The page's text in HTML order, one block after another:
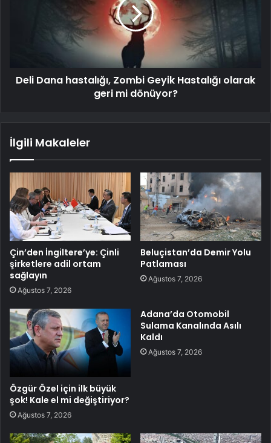
Deli Dana hastalığı, Zombi Geyik Hastalığı olarak
geri mi dönüyor?
İlgili Makaleler
Çin’den İngiltere’ye: Çinli
şirketlere adil ortam
sağlayın
Ağustos 7, 2026
Beluçistan’da Demir Yolu
Patlaması
Ağustos 7, 2026
Özgür Özel için ilk büyük
şok! Kale el mi değiştiriyor?
Ağustos 7, 2026
Adana’da Otomobil
Sulama Kanalında Asılı
Kaldı
Ağustos 7, 2026